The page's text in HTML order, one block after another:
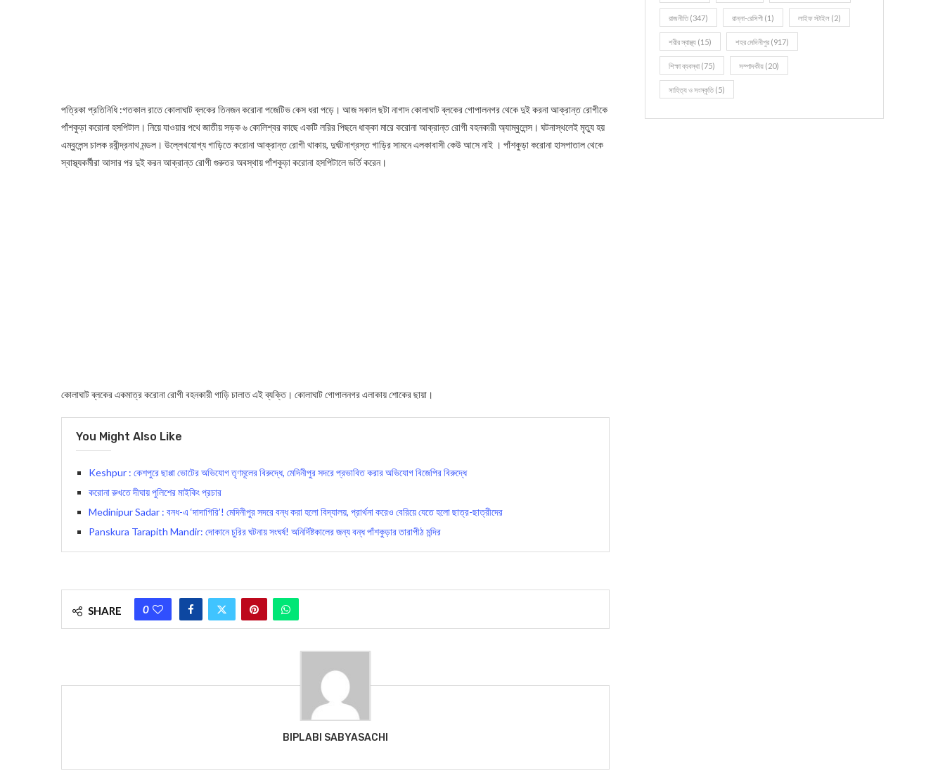
পত্রিকা প্রতিনিধি :গতকাল রাতে কোলাঘাট ব্লকের তিনজন করোনা পজেটিভ কেস ধরা পড়ে। আজ সকাল ছটা নাগাদ কোলাঘাট ব্লকের গোপালনগর থেকে দুই করনা আক্রান্ত রোগীকে
পাঁশকুড়া করোনা হসপিটাল। নিয়ে যাওয়ার পথে জাতীয় সড়ক ৬ কোলিশ্বর কাছে একটি লরির পিছনে ধাক্কা মারে করোনা আক্রান্ত রোগী বহনকারী অ্যাম্বুলেন্স। ঘটনাস্থলেই মৃত্যু হয়
এম্বুলেন্স চালক রবীন্দ্রনাথ মন্ডল। উল্লেখযোগ্য গাড়িতে করোনা আক্রান্ত রোগী থাকায়, দুর্ঘটনাগ্রস্ত গাড়ির সামনে এলকাবাসী কেউ আসে নাই । পাঁশকুড়া করোনা হাসপাতাল থেকে
স্বাস্থ্যকর্মীরা আসার পর দুই করন আক্রান্ত রোগী গুরুতর অবস্থায় পাঁশকুড়া করোনা হসপিটালে ভর্তি করেন।
কোলাঘাট ব্লকের একমাত্র করোনা রোগী বহনকারী গাড়ি চালাত এই ব্যক্তি। কোলাঘাট গোপালনগর এলাকায় শোকের ছায়া।
You Might Also Like
Keshpur : কেশপুরে ছাপ্পা ভোটের অভিযোগ তৃণমূলের বিরুদ্ধে, মেদিনীপুর সদরে প্রভাবিত করার অভিযোগ বিজেপির বিরুদ্ধে
করোনা রুখতে দীঘায় পুলিশের মাইকিং প্রচার
Medinipur Sadar : বনধ-এ ‘দাদাগিরি’! মেদিনীপুর সদরে বন্ধ করা হলো বিদ্যালয়, প্রার্থনা করেও বেরিয়ে যেতে হলো ছাত্র-ছাত্রীদের
Panskura Tarapith Mandir: দোকানে চুরির ঘটনায় সংঘর্ষ! অনির্দিষ্টকালের জন্য বন্ধ পাঁশকুড়ার তারাপীঠ মন্দির
SHARE 0
BIPLABI SABYASACHI
রাজনীতি(347) রান্না-রেসিপী (1) লাইফ স্টাইল (2)
শরীর স্বাস্থ্য (15) শহর মেদিনীপুর (917)
শিক্ষা ব্যবস্থা (75) সম্পাদকীয় (20)
সাহিত্য ও সংস্কৃতি(5)